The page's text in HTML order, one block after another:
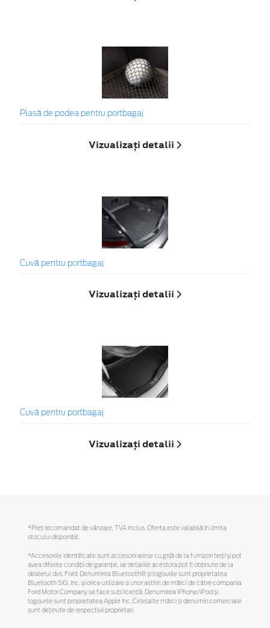
Plasă de podea pentru portbagaj
Vizualizați detalii
Cuvă pentru portbagaj
Vizualizați detalii
Cuvă pentru portbagaj
Vizualizați detalii
*Preţ recomandat de vânzare, TVA inclus. Oferta este valabilă în limita
stocului disponibil.
*Accesoriile identificate sunt accesorii alese cu grijă de la furnizori terți și pot
avea diferite condiții de garanție, iar detaliile acestora pot fi obținute de la
dealerul dvs. Ford. Denumirea Bluetooth® și logourile sunt proprietatea
Bluetooth SIG, Inc. și orice utilizare a unor astfel de mărci de către compania
Ford Motor Company se face sub licență. Denumirea iPhone/iPod și
logourile sunt proprietatea Apple Inc. Celelalte mărci și denumiri comerciale
sunt deținute de respectivii proprietari.